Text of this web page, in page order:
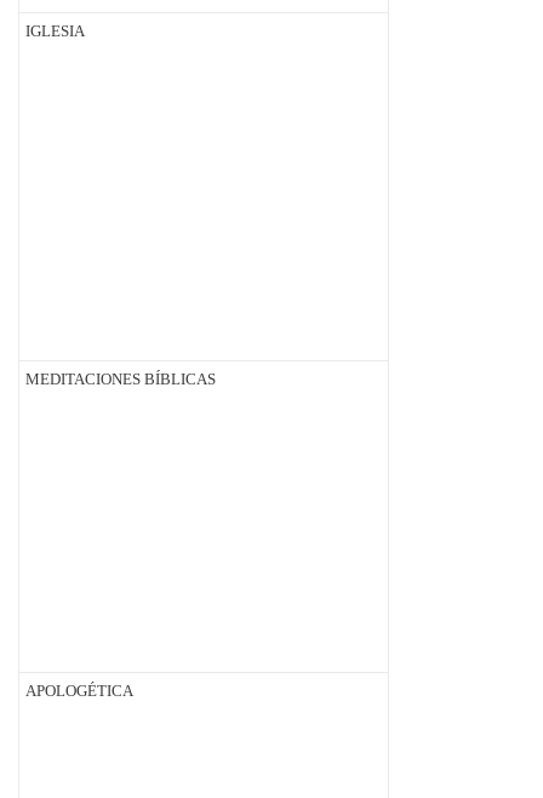
IGLESIA
MEDITACIONES BÍBLICAS
APOLOGÉTICA